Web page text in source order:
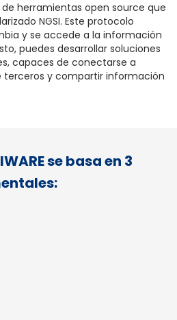
de herramientas open source que
NGSI. Este protocolo
y se accede a la información
puedes desarrollar soluciones
capaces de conectarse a
y compartir información
se basa en 3